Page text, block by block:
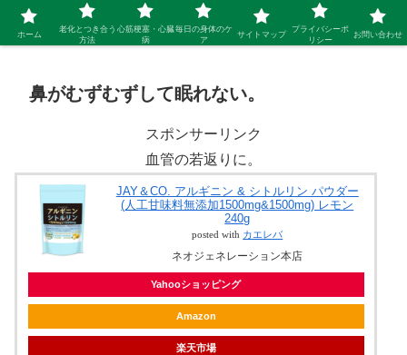
シニア 新しい人生を開拓するブログ
鼻がむずむずして眠れない。
スポンサーリンク
血管の若返りに。
JAY＆CO. アルギニン & シトルリン パウダー
(人工甘味料無添加1500mg&1500mg) レモン
240g
posted with カエレバ
ネオジェネレーション本店
Yahooショッピング
Amazon
楽天市場
ホーム
老化とつき合う
方法
心筋梗塞・心臓
病
毎日の身体のケ
ア
サイトマップ
プライバシーポ
リシー
お問い合わせ